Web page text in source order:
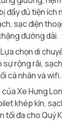
đầy đủ tiện ích
sạc điện
đường dài.
Lựa chọn di
sự rộng rãi,
cá nhân và wifi.
Xe Hưng
khép kín,
tối đa cho Quý